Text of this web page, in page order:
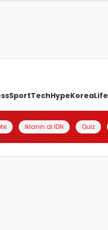
SportTechHypeKoreaLife
Iklanin di IDN Quiz